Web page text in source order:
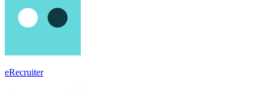
eRecruiter